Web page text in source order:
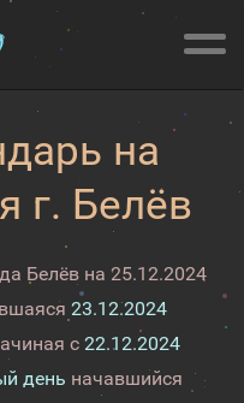
на
г. Белёв
Белёв на 25.12.2024
23.12.2024
с 22.12.2024
день начавшийся